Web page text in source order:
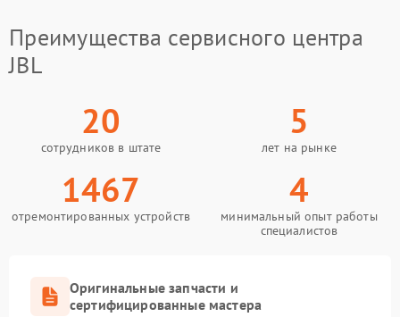
Преимущества сервисного центра
JBL
20
сотрудников в штате
5
лет на рынке
1467
отремонтированных устройств
4
минимальный опыт работы
специалистов
Оригинальные запчасти и
сертифицированные мастера